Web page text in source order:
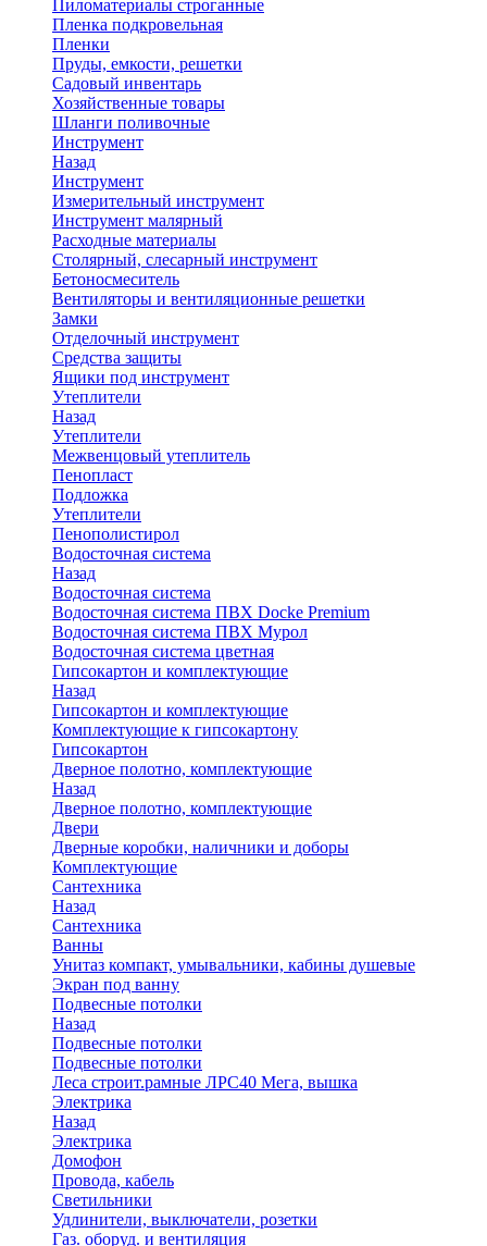
Пиломатериалы строганные
Пленка подкровельная
Пленки
Пруды, емкости, решетки
Садовый инвентарь
Хозяйственные товары
Шланги поливочные
Инструмент
Назад
Инструмент
Измерительный инструмент
Инструмент малярный
Расходные материалы
Столярный, слесарный инструмент
Бетоносмеситель
Вентиляторы и вентиляционные решетки
Замки
Отделочный инструмент
Средства защиты
Ящики под инструмент
Утеплители
Назад
Утеплители
Межвенцовый утеплитель
Пенопласт
Подложка
Утеплители
Пенополистирол
Водосточная система
Назад
Водосточная система
Водосточная система ПВХ Docke Premium
Водосточная система ПВХ Мурол
Водосточная система цветная
Гипсокартон и комплектующие
Назад
Гипсокартон и комплектующие
Комплектующие к гипсокартону
Гипсокартон
Дверное полотно, комплектующие
Назад
Дверное полотно, комплектующие
Двери
Дверные коробки, наличники и доборы
Комплектующие
Сантехника
Назад
Сантехника
Ванны
Унитаз компакт, умывальники, кабины душевые
Экран под ванну
Подвесные потолки
Назад
Подвесные потолки
Подвесные потолки
Леса строит.рамные ЛРС40 Мега, вышка
Электрика
Назад
Электрика
Домофон
Провода, кабель
Светильники
Удлинители, выключатели, розетки
Газ. оборуд. и вентиляция